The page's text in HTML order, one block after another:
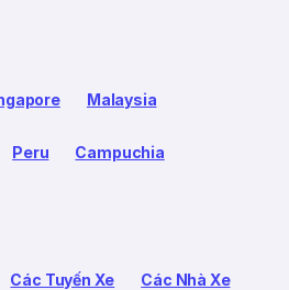
Malaysia
Peru Campuchia
Các Tuyến Xe Các Nhà Xe